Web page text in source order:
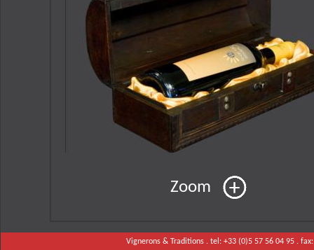
Zoom
Vignerons & Traditions . tel: +33 (0)5 57 56 04 95 .